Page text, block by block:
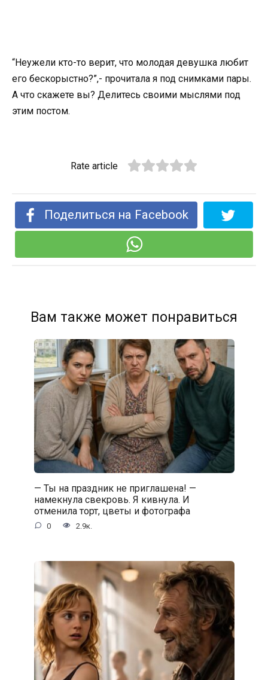
“Неужели кто-то верит, что молодая девушка любит
его бескорыстно?”,- прочитала я под снимками пары.
А что скажете вы? Делитесь своими мыслями под
этим постом.
Rate article
Поделиться на Facebook
Вам также может понравиться
— Ты на праздник не приглашена! —
намекнула свекровь. Я кивнула. И
отменила торт, цветы и фотографа
0 2.9к.